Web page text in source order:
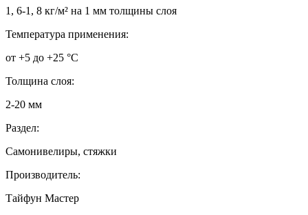
1, 6-1, 8 кг/м² на 1 мм толщины слоя
Температура применения:
от +5 до +25 °C
Толщина слоя:
2-20 мм
Раздел:
Самонивелиры, стяжки
Производитель:
Тайфун Мастер